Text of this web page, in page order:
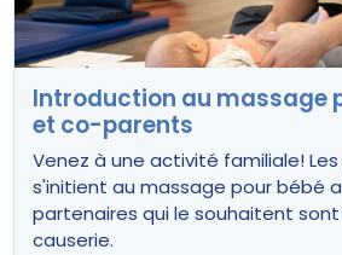
Introduction au massage
et co-parents
Venez à une activité familiale!
s'initient au massage pour bébé
partenaires qui le souhaitent sont
causerie.